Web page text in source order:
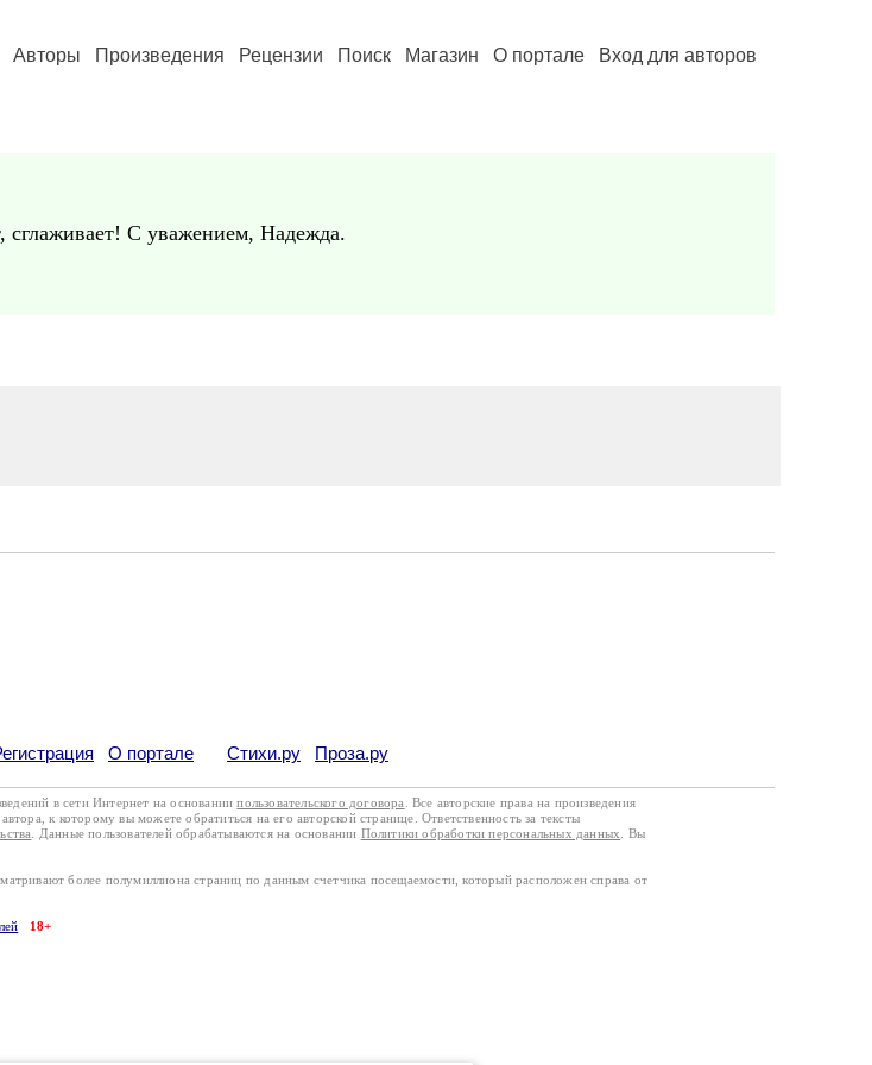
Авторы Произведения Рецензии Поиск Магазин О портале Вход для авторов
сглаживает! С уважением, Надежда.
О портале Стихи.ру Проза.ру
в сети Интернет на основаниипользовательского договора
. Все авторские права на произведения
к которому вы можете обратиться на его авторской странице. Ответственность за тексты
. Данные пользователей обрабатываются на основании Политики обработки персональных данных
. Вы
более полумиллиона страниц по данным счетчика посещаемости, который расположен справа от
18+